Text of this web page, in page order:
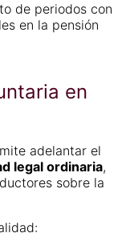
de periodos con
en la pensión
en
adelantar el
legal ordinaria,
sobre la